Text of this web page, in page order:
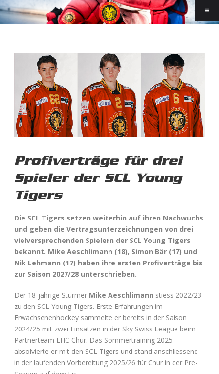
Profiverträge für drei
Spieler der SCL Young
Tigers
Die SCL Tigers setzen weiterhin auf ihren Nachwuchs
und geben die Vertragsunterzeichnungen von drei
vielversprechenden Spielern der SCL Young Tigers
bekannt. Mike Aeschlimann (18), Simon Bär (17) und
Nik Lehmann (17) haben ihre ersten Profiverträge bis
zur Saison 2027/28 unterschrieben.
Der 18-jährige Stürmer Mike Aeschlimann stiess 2022/23
zu den SCL Young Tigers. Erste Erfahrungen im
Erwachsenenhockey sammelte er bereits in der Saison
2024/25 mit zwei Einsätzen in der Sky Swiss League beim
Partnerteam EHC Chur. Das Sommertraining 2025
absolvierte er mit den SCL Tigers und stand anschliessend
in der laufenden Vorbereitung 2025/26 für Chur in der Pre-